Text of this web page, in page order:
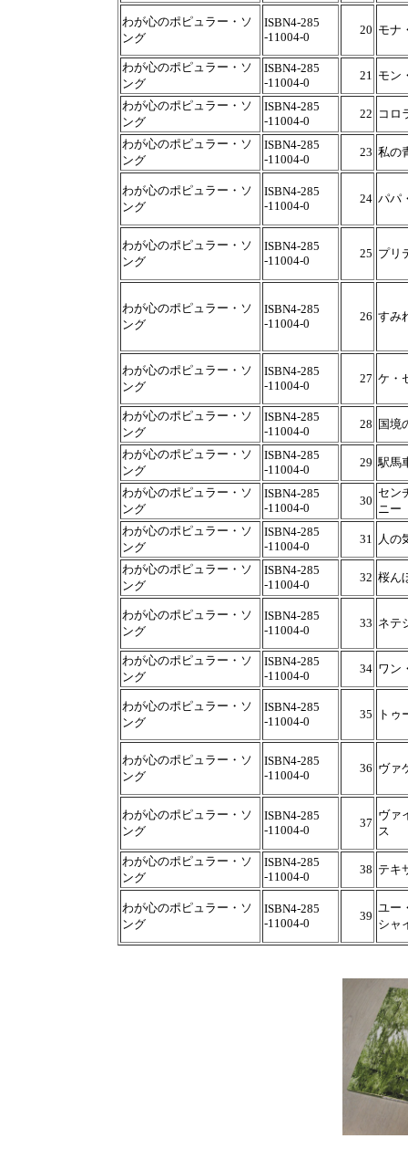
わが心のポピュラー・ソ
ング
ISBN4-285
-11004-0
20 モナ
わが心のポピュラー・ソ
ング
ISBN4-285
-11004-0
21 モン
わが心のポピュラー・ソ
ング
ISBN4-285
-11004-0
22 コロ
わが心のポピュラー・ソ
ング
ISBN4-285
-11004-0
23 私の
わが心のポピュラー・ソ
ング
ISBN4-285
-11004-0
24 パパ
わが心のポピュラー・ソ
ング
ISBN4-285
-11004-0
25 プリ
わが心のポピュラー・ソ
ング
ISBN4-285
-11004-0
26 すみ
わが心のポピュラー・ソ
ング
ISBN4-285
-11004-0
27 ケ・
わが心のポピュラー・ソ
ング
ISBN4-285
-11004-0
28 国境
わが心のポピュラー・ソ
ング
ISBN4-285
-11004-0
29 駅馬
わが心のポピュラー・ソ
ング
ISBN4-285
-11004-0
30
セン
ニー
わが心のポピュラー・ソ
ング
ISBN4-285
-11004-0
31 人の
わが心のポピュラー・ソ
ング
ISBN4-285
-11004-0
32 桜ん
わが心のポピュラー・ソ
ング
ISBN4-285
-11004-0
33 ネテ
わが心のポピュラー・ソ
ング
ISBN4-285
-11004-0
34 ワン
わが心のポピュラー・ソ
ング
ISBN4-285
-11004-0
35 トゥ
わが心のポピュラー・ソ
ング
ISBN4-285
-11004-0
36 ヴァ
わが心のポピュラー・ソ
ング
ISBN4-285
-11004-0
37
ヴァ
ス
わが心のポピュラー・ソ
ング
ISBN4-285
-11004-0
38 テキ
わが心のポピュラー・ソ
ング
ISBN4-285
-11004-0
39
ユー
シャ